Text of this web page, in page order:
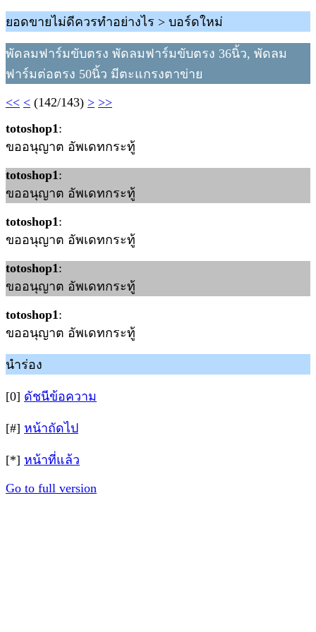
ยอดขายไม่ดีควรทำอย่างไร > บอร์ดใหม่
พัดลมฟาร์มขับตรง พัดลมฟาร์มขับตรง 36นิ้ว, พัดลม
ฟาร์มต่อตรง 50นิ้ว มีตะแกรงตาข่าย
<< < (142/143) > >>
totoshop1:
ขออนุญาต อัพเดทกระทู้
totoshop1:
ขออนุญาต อัพเดทกระทู้
totoshop1:
ขออนุญาต อัพเดทกระทู้
totoshop1:
ขออนุญาต อัพเดทกระทู้
totoshop1:
ขออนุญาต อัพเดทกระทู้
นำร่อง
[0] ดัชนีข้อความ
[#] หน้าถัดไป
[*] หน้าที่แล้ว
Go to full version